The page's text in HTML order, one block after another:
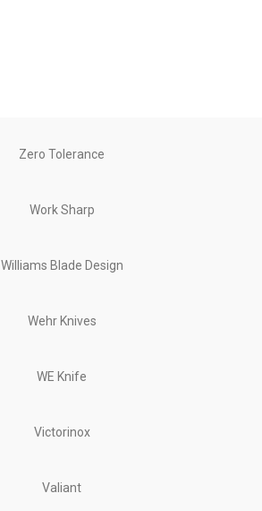
Zero Tolerance
Work Sharp
Williams Blade Design
Wehr Knives
WE Knife
Victorinox
Valiant